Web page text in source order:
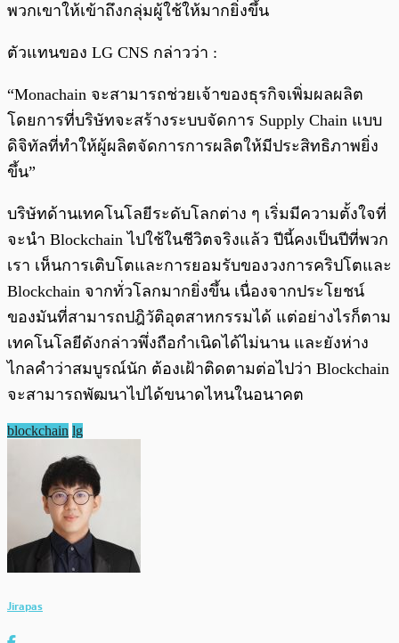
พวกเขาให้เข้าถึงกลุ่มผู้ใช้ให้มากยิ่งขึ้น
ตัวแทนของ LG CNS กล่าวว่า :
“Monachain จะสามารถช่วยเจ้าของธุรกิจเพิ่มผลผลิต
โดยการที่บริษัทจะสร้างระบบจัดการ Supply Chain แบบ
ดิจิทัลที่ทำให้ผู้ผลิตจัดการการผลิตให้มีประสิทธิภาพยิ่ง
ขึ้น”
บริษัทด้านเทคโนโลยีระดับโลกต่าง ๆ เริ่มมีความตั้งใจที่
จะนำ Blockchain ไปใช้ในชีวิตจริงแล้ว ปีนี้คงเป็นปีที่พวก
เรา เห็นการเติบโตและการยอมรับของวงการคริปโตและ
Blockchain จากทั่วโลกมากยิ่งขึ้น เนื่องจากประโยชน์
ของมันที่สามารถปฎิวัติอุตสาหกรรมได้ แต่อย่างไรก็ตาม
เทคโนโลยีดังกล่าวพึ่งถือกำเนิดได้ไม่นาน และยังห่าง
ไกลคำว่าสมบูรณ์นัก ต้องเฝ้าติดตามต่อไปว่า Blockchain
จะสามารถพัฒนาไปได้ขนาดไหนในอนาคต
blockchain lg
Jirapas